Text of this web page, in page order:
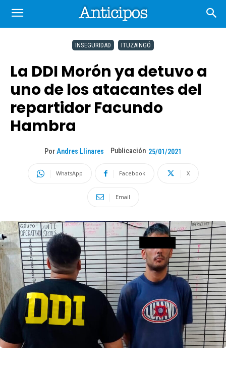
INSEGURIDAD ITUZAINGÓ
La DDI Morón ya detuvo a
uno de los atacantes del
repartidor Facundo
Hambra
Por Andres Llinares Publicación 25/01/2021
WhatsApp Facebook X
Email